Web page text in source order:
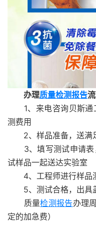
办理质量检测报告流
1、来电咨询贝斯通
测费用
2、样品准备，送满
3、填写测试申请表
试样品一起送达实验室
4、工程师进行样品
5、测试合格，出具
质量检测报告办理
定的加急费）